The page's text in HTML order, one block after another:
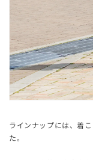
ラインナップには、着
た。